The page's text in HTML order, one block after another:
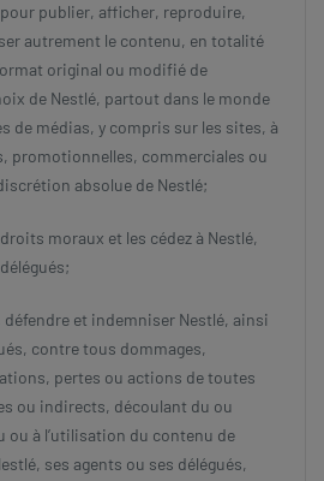
publier, afficher, reproduire,
autrement le contenu, en totalité
original ou modifié de
de Nestlé, partout dans le monde
de médias, y compris sur les sites, à
promotionnelles, commerciales ou
absolue de Nestlé;
moraux et les cédez à Nestlé,
défendre et indemniser Nestlé, ainsi
contre tous dommages,
pertes ou actions de toutes
ou indirects, découlant du ou
ou à l’utilisation du contenu de
ses agents ou ses délégués,